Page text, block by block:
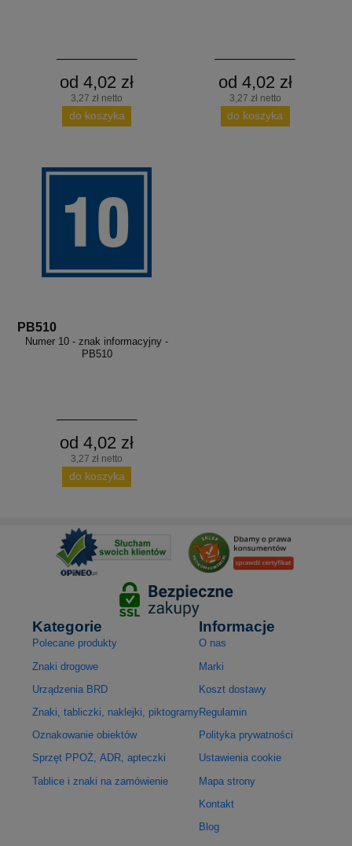
od 4,02 zł
3,27 zł netto
do koszyka
od 4,02 zł
3,27 zł netto
do koszyka
PB510
Numer 10 - znak informacyjny -
PB510
od 4,02 zł
3,27 zł netto
do koszyka
Kategorie
Polecane produkty
Znaki drogowe
Urządzenia BRD
Znaki, tabliczki, naklejki, piktogramy
Oznakowanie obiektów
Sprzęt PPOŻ, ADR, apteczki
Tablice i znaki na zamówienie
Informacje
O nas
Marki
Koszt dostawy
Regulamin
Polityka prywatności
Ustawienia cookie
Mapa strony
Kontakt
Blog